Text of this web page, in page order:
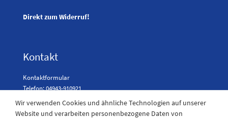
Direkt zum Widerruf!
Kontakt
Kontaktformular
Telefon: 04943-910921
Wir verwenden Cookies und ähnliche Technologien auf unserer
Website und verarbeiten personenbezogene Daten von